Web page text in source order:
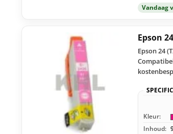
Vandaag
Epson
Epson 24
Kleur:
Inhoud: